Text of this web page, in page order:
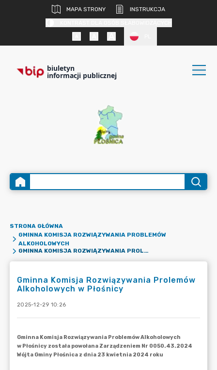
MAPA STRONY
INSTRUKCJA
biuletyn
informacji publicznej
STRONA GŁÓWNA
GMINNA KOMISJA ROZWIĄZYWANIA PROBLEMÓW
ALKOHOLOWYCH
GMINNA KOMISJA ROZWIĄZYWANIA PROLEMÓW ALKOHOLOWYCH W PŁOŚNICY
Gminna Komisja Rozwiązywania Prolemów
Alkoholowych w Płośnicy
2025-12-29 10:26